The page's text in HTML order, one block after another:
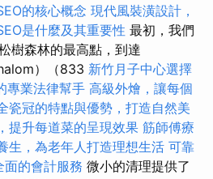
的核心概念 現代風裝潢設計，
是什麼及其重要性 最初，我們
樹森林的最高點，到達
）（833 新竹月子中心選擇
專業法律幫手 高級外燴，讓每個
瓷冠的特點與優勢，打造自然美
提升每道菜的呈現效果 筋師傅療
生，為老年人打造理想生活 可靠
面的會計服務 微小的清理提供了